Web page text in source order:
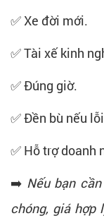
✅ Xe đời mới.
✅ Tài xế kinh
✅ Đúng giờ.
✅ Đền bù nếu
✅ Hỗ trợ doanh
➡️ Nếu bạn
chóng, giá hợp